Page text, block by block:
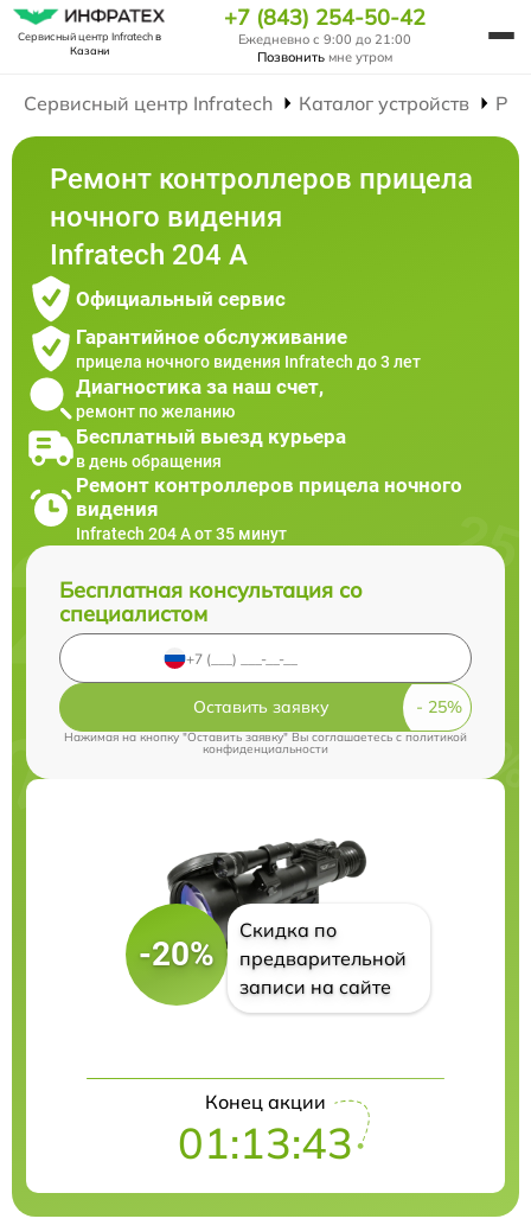
Сервисный центр Infratechв
Казани
+7 (843) 254-50-42
Ежедневно с 9:00 до 21:00
Позвонить мне утром
Сервисный центр Infratech Каталог устройств
Ремонт контроллеров прицела
ночного видения
Infratech 204 А
Официальный сервис
Гарантийное обслуживание
прицела ночного видения Infratech до 3 лет
Диагностика за наш счет,
ремонт по желанию
Бесплатный выезд курьера
в день обращения
Ремонт контроллеров прицела ночного
видения
Infratech 204 А от 35 минут
Бесплатная консультация со
специалистом
Оставить заявку
Нажимая на кнопку "Оставить заявку" Вы соглашаетесь cполитикой
конфиденциальности
-20%
Скидка по
предварительной
записи на сайте
Конец акции
01:13:42